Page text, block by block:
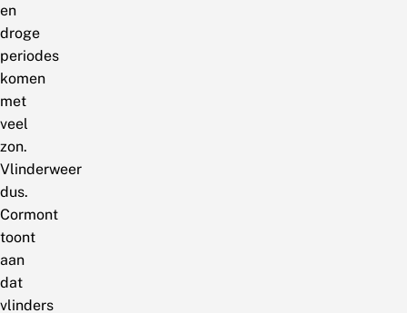
en
droge
periodes
komen
met
veel
zon.
Vlinderweer
dus.
Cormont
toont
aan
dat
vlinders